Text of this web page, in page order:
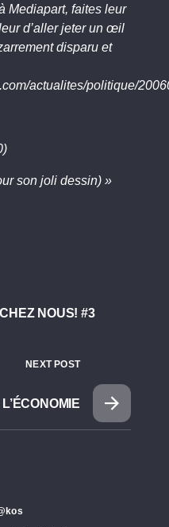
Mediapart, faites leur
d’aller jeter un œil
disparu et
actualites/politique/
son joli dessin) »
NOUS! #3
NEXT POST